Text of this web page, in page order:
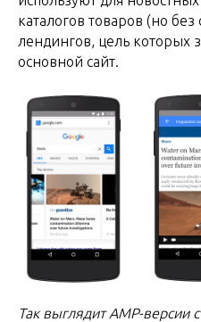
каталогов товаров (но
лендингов, цель которых
основной сайт.
Так выглядит AMP-версии